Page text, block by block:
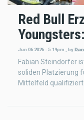
Red Bull
Jun 06 2026 - 5:19pm by
Fabian Steindorfer
soliden Platzierung
Mittelfeld qualifiziert.